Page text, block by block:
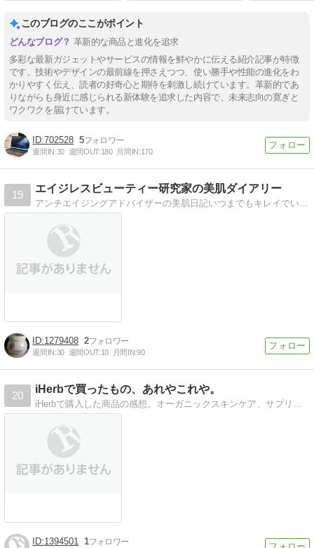
れしい コスパモデル！ デ
ルアンバサダー新製品発表
会 に参加してきましたぁ
～。 ［アフィリエイト広
告］
てみましたぁ～！ [PR]
このブログのここがポイント
革新的な商品と進化を追求
多彩な最新ガジェットやサービスの情報を鮮やかに伝える紹介記事が特徴
です。技術やデザインの最前線を押さえつつ、使い勝手や性能の進化をわ
かりやすく伝え、読者の好奇心と期待を刺激し続けています。革新的であ
りながらも身近に感じられる新体験を追求した内容で、未来志向の寛ぎと
ワクワクを届けています。
702528 5
週間IN:30 週間OUT:180 月間IN:170
19
エイジレスビューティー研究家の美肌ダイアリー
アンチエイジングアドバイザーの美肌日記いつまでもキレイでいたい！年齢を重ねても美肌をキープできる方法をご紹介。
1279408 2
週間IN:30 週間OUT:10 月間IN:90
20
iHerbで買ったもの、あれやこれや。
iHerbで購入した商品の感想。オーガニックスキンケア、サプリ、ローフードなど。
1394501 1